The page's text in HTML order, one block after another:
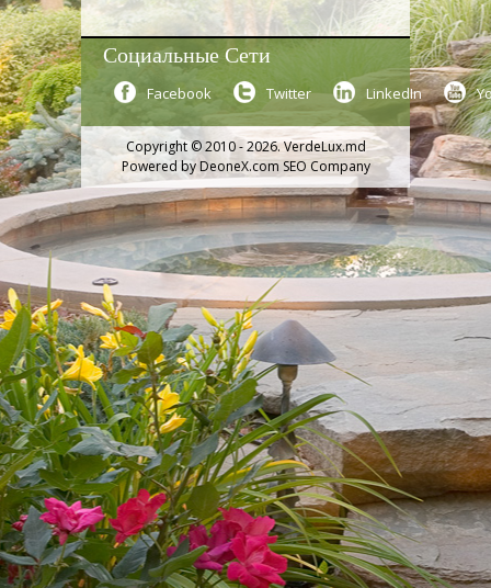
Социальные Сети
Facebook Twitter LinkedIn
Copyright © 2010 - 2026. VerdeLux.md
Powered byDeoneX.com SEO Company